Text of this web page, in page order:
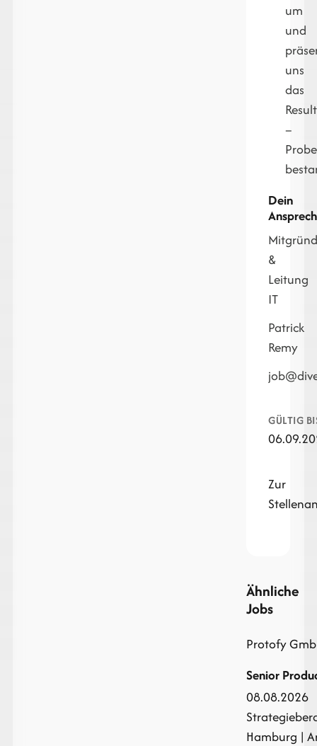
um
und
uns
das
–
Dein
&
Leitung
IT
Patrick
Remy
GÜLTIG
Zur
Ähnliche
Jobs
Protofy
Senior
08.08.2026
Hamburg |